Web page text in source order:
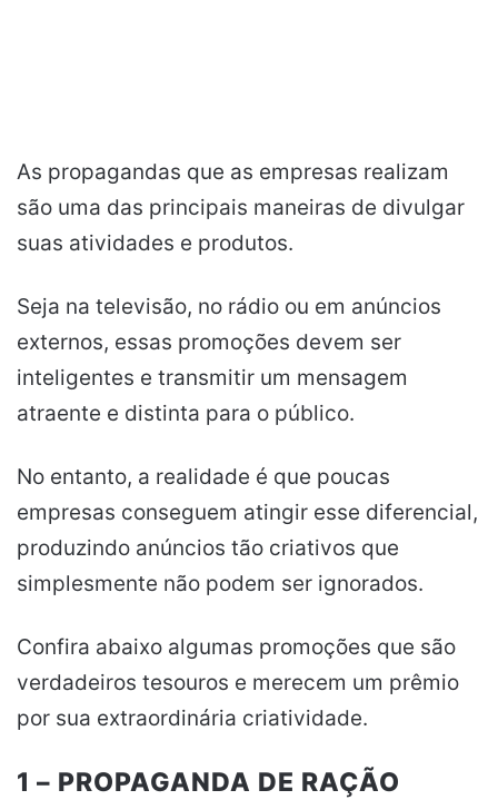
As propagandas que as empresas realizam
são uma das principais maneiras de divulgar
suas atividades e produtos.
Seja na televisão, no rádio ou em anúncios
externos, essas promoções devem ser
inteligentes e transmitir um mensagem
atraente e distinta para o público.
No entanto, a realidade é que poucas
empresas conseguem atingir esse diferencial,
produzindo anúncios tão criativos que
simplesmente não podem ser ignorados.
Confira abaixo algumas promoções que são
verdadeiros tesouros e merecem um prêmio
por sua extraordinária criatividade.
1 – PROPAGANDA DE RAÇÃO